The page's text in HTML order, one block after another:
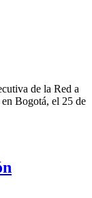
de la Red a
Bogotá, el 25 de